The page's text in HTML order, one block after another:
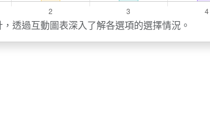
透過互動圖表深入了解各選項的選擇情況。